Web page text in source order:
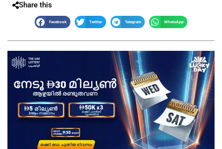
Share this
Facebook Twitter Telegram WhatsApp